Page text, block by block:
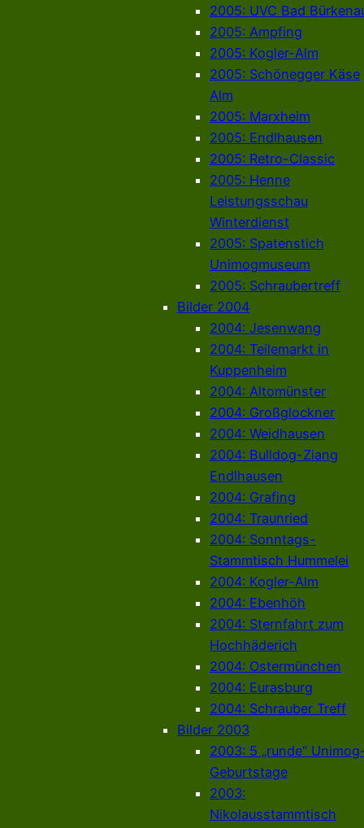
2005: UVC Bad
2005: Ampfing
2005: Kogler-Alm
2005: Schönegger Käse
Alm
2005: Marxheim
2005: Endlhausen
2005: Retro-Classic
2005: Henne
Leistungsschau
Winterdienst
2005: Spatenstich
Unimogmuseum
2005: Schraubertreff
Bilder 2004
2004: Jesenwang
2004: Teilemarkt in
Kuppenheim
2004: Altomünster
2004: Großglockner
2004: Weidhausen
2004: Bulldog-Ziang
Endlhausen
2004: Grafing
2004: Traunried
2004: Sonntags-
Stammtisch Hummelei
2004: Kogler-Alm
2004: Ebenhöh
2004: Sternfahrt zum
Hochhäderich
2004: Ostermünchen
2004: Eurasburg
2004: Schrauber Treff
Bilder 2003
2003: 5 „runde“
Geburtstage
2003:
Nikolausstammtisch